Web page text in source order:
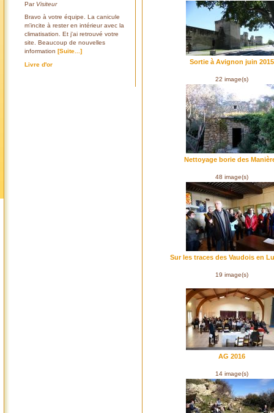
Par Visiteur
Bravo à votre équipe. La canicule
m'incite à rester en intérieur avec la
climatisation. Et j'ai retrouvé votre
site. Beaucoup de nouvelles
information [Suite...]
Livre d'or
Sortie à Avignon juin 2015
22 image(s)
Nettoyage borie des
48 image(s)
Sur les traces des Vaudois en
19 image(s)
AG 2016
14 image(s)